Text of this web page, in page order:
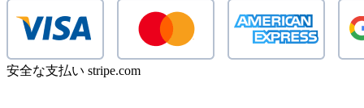
安全な支払い stripe.com